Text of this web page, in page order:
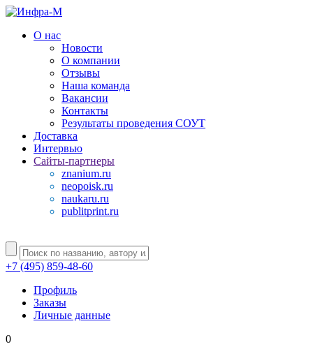
О нас
Новости
О компании
Отзывы
Наша команда
Вакансии
Контакты
Результаты проведения СОУТ
Доставка
Интервью
Сайты-партнеры
znanium.ru
neopoisk.ru
naukaru.ru
publitprint.ru
+7 (495) 859-48-60
Профиль
Заказы
Личные данные
0